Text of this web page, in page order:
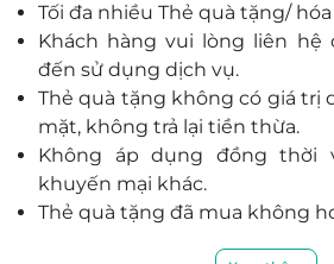
Đặt mua dễ dàng trên
dịch, ưu đãi rõ ràng, xác nhận
Tối đa nhiều Thẻ quà tặng/
Khách hàng vui lòng liên hệ
đến sử dụng dịch vụ.
Thẻ quà tặng không có giá trị
mặt, không trả lại tiền thừa.
Không áp dụng đồng thời
khuyến mại khác.
Thẻ quà tặng đã mua không